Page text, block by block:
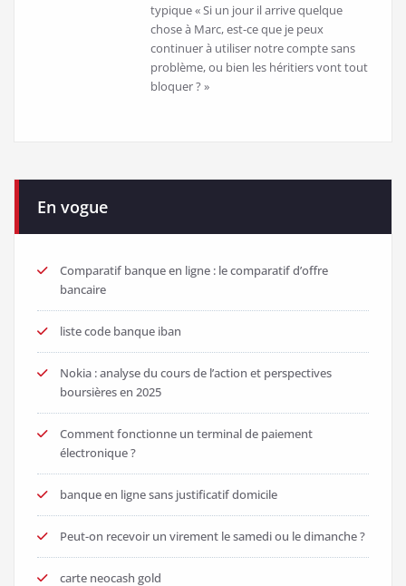
typique « Si un jour il arrive quelque
chose à Marc, est-ce que je peux
continuer à utiliser notre compte sans
problème, ou bien les héritiers vont tout
bloquer ? »
En vogue
Comparatif banque en ligne : le comparatif d’offre
bancaire
liste code banque iban
Nokia : analyse du cours de l’action et perspectives
boursières en 2025
Comment fonctionne un terminal de paiement
électronique ?
banque en ligne sans justificatif domicile
Peut-on recevoir un virement le samedi ou le dimanche ?
carte neocash gold